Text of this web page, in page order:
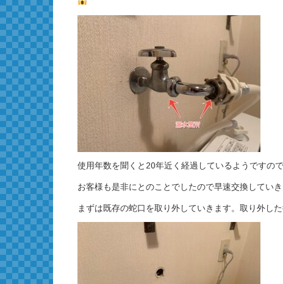
使用年数を聞くと20年近く経過しているようですの
お客様も是非にとのことでしたので早速交換していき
まずは既存の蛇口を取り外していきます。取り外し